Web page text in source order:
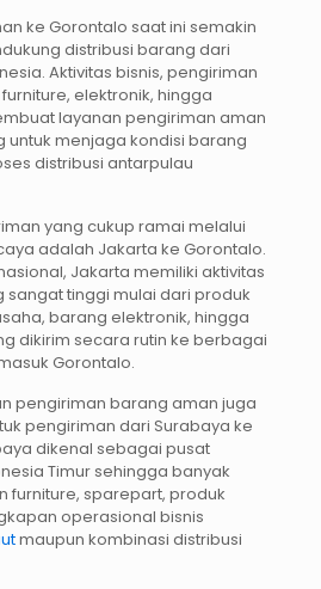
ke Gorontalo saat ini semakin
distribusi barang dari
Aktivitas bisnis, pengiriman
elektronik, hingga
layanan pengiriman aman
untuk menjaga kondisi barang
distribusi antarpulau
yang cukup ramai melalui
adalah Jakarta ke Gorontalo.
Jakarta memiliki aktivitas
sangat tinggi mulai dari produk
barang elektronik, hingga
dikirim secara rutin ke berbagai
Gorontalo.
pengiriman barang aman juga
pengiriman dari Surabaya ke
dikenal sebagai pusat
Timur sehingga banyak
furniture, sparepart, produk
operasional bisnis
maupun kombinasi distribusi